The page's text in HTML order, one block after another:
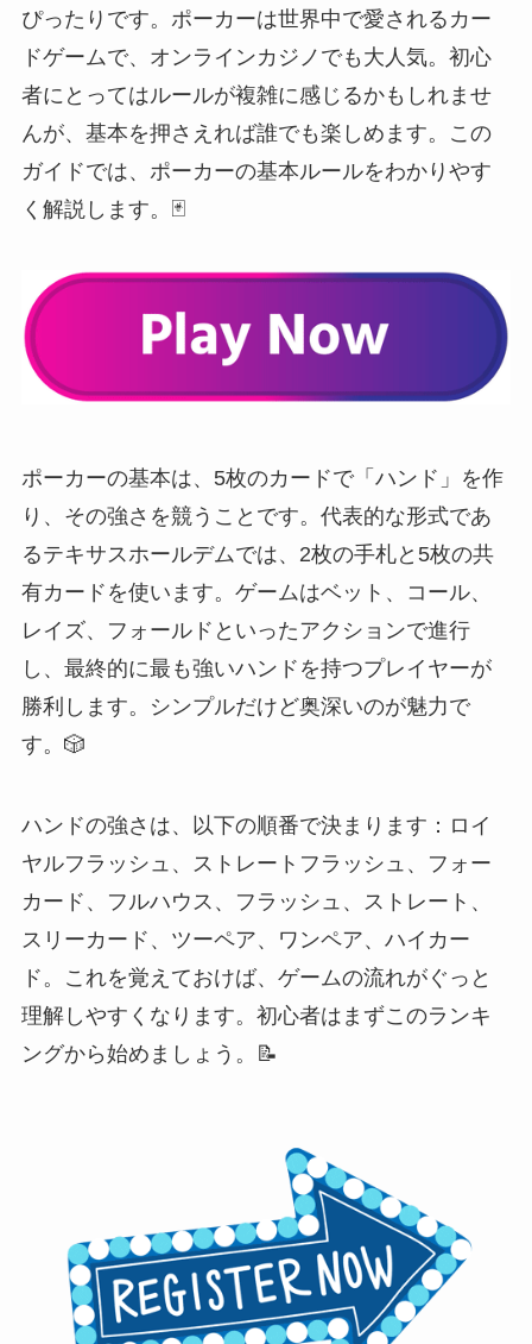
ぴったりです。ポーカーは世界中で愛されるカー
ドゲームで、オンラインカジノでも大人気。初心
者にとってはルールが複雑に感じるかもしれませ
んが、基本を押さえれば誰でも楽しめます。この
ガイドでは、ポーカーの基本ルールをわかりやす
く解説します。🃏
ポーカーの基本は、5枚のカードで「ハンド」を作
り、その強さを競うことです。代表的な形式であ
るテキサスホールデムでは、2枚の手札と5枚の共
有カードを使います。ゲームはベット、コール、
レイズ、フォールドといったアクションで進行
し、最終的に最も強いハンドを持つプレイヤーが
勝利します。シンプルだけど奥深いのが魅力で
す。🎲
ハンドの強さは、以下の順番で決まります：ロイ
ヤルフラッシュ、ストレートフラッシュ、フォー
カード、フルハウス、フラッシュ、ストレート、
スリーカード、ツーペア、ワンペア、ハイカー
ド。これを覚えておけば、ゲームの流れがぐっと
理解しやすくなります。初心者はまずこのランキ
ングから始めましょう。📝